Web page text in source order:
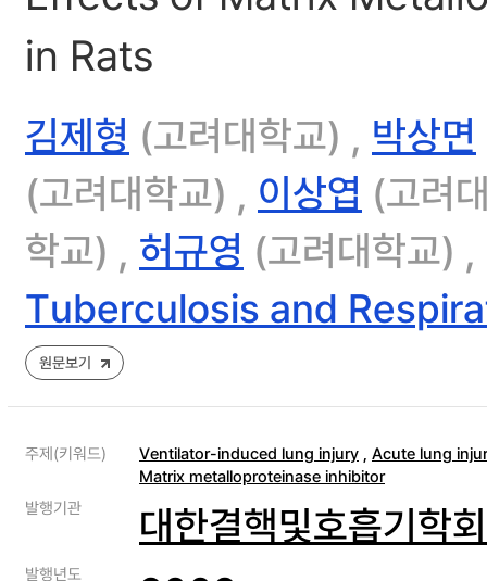
in Rats
김제형 (고려대학교) , 박상면
(고려대학교) , 이상엽 (고려
학교) , 허규영 (고려대학교) ,
Tuberculosis and
원문보기
주제(키워드) Ventilator-induced lung injury , Acute lung
Matrix metalloproteinase inhibitor
발행기관
대한결핵및호흡기학회
발행년도